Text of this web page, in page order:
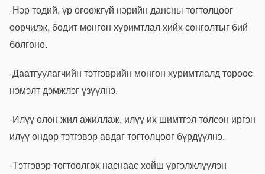
-Нэр төдий, үр өгөөжгүй нэрийн дансны тогтолцоог
өөрчилж, бодит мөнгөн хуримтлал хийх сонголтыг бий
болгоно.
-Даатгуулагчийн тэтгэврийн мөнгөн хуримтлалд төрөөс
нэмэлт дэмжлэг үзүүлнэ.
-Илүү олон жил ажиллаж, илүү их шимтгэл төлсөн иргэн
илүү өндөр тэтгэвэр авдаг тогтолцоог бүрдүүлнэ.
-Тэтгэвэр тогтоолгох наснаас хойш үргэлжлүүлэн